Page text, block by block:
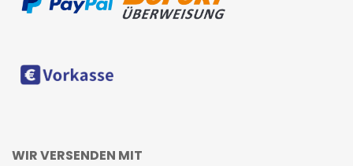
WIR VERSENDEN MIT